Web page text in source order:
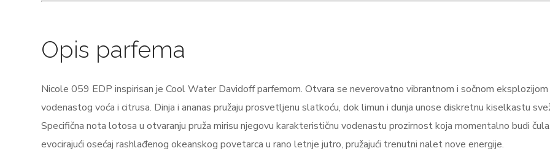
Opis parfema
Nicole 059 EDP inspirisan je Cool Water Davidoff parfemom. Otvara se neverovatno vibrantnom i sočnom eksplozijom
vodenastog voća i citrusa. Dinja i ananas pružaju prosvetljenu slatkoću, dok limun i dunja unose diskretnu kiselkastu
Specifična nota lotosa u otvaranju pruža mirisu njegovu karakterističnu vodenastu prozirnost koja momentalno budi čula,
evocirajući osećaj rashlađenog okeanskog povetarca u rano letnje jutro, pružajući trenutni nalet nove energije.